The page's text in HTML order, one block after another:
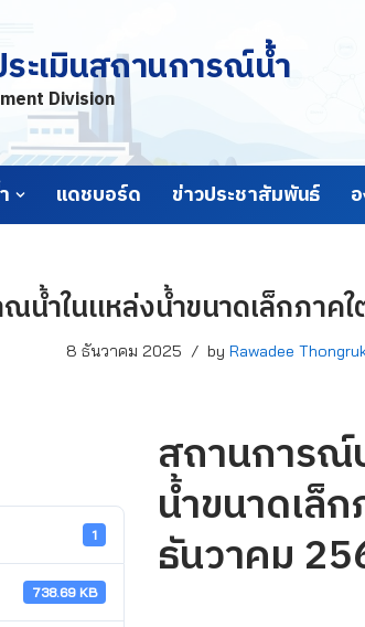
ระเมินสถานการณ์น้ำ
Division
แดชบอร์ด ข่าวประชาสัมพันธ์
ำในแหล่งน้ำขนาดเล็กภาค
8 ธันวาคม 2025 by Rawadee
1
738.69 KB
สถานการณ์
น้ำขนาดเล็
ธันวาคม